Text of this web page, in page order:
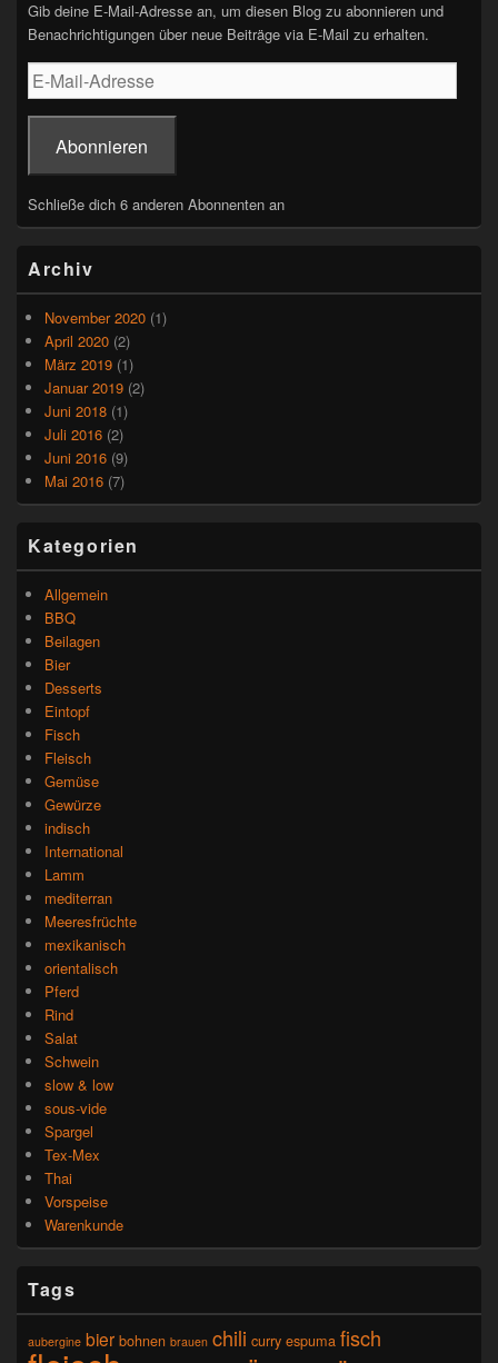
o
o
k
p
p
Gib deine E-Mail-Adresse an, um diesen Blog zu abonnieren und
Benachrichtigungen über neue Beiträge via E-Mail zu erhalten.
E-
Mail-
Adresse
Abonnieren
Schließe dich 6 anderen Abonnenten an
Archiv
November 2020 (1)
April 2020 (2)
März 2019 (1)
Januar 2019 (2)
Juni 2018 (1)
Juli 2016 (2)
Juni 2016 (9)
Mai 2016 (7)
Kategorien
Allgemein
BBQ
Beilagen
Bier
Desserts
Eintopf
Fisch
Fleisch
Gemüse
Gewürze
indisch
International
Lamm
mediterran
Meeresfrüchte
mexikanisch
orientalisch
Pferd
Rind
Salat
Schwein
slow & low
sous-vide
Spargel
Tex-Mex
Thai
Vorspeise
Warenkunde
Tags
aubergine bier bohnen brauen chili curry espuma fisch